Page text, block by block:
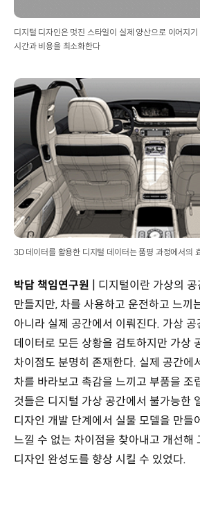
디지털 디자인은 멋진 스타일이 실제 양산으로 이어지
시간과 비용을 최소화한다
3D 데이터를 활용한 디지털 데이터는 품평 과정에서의
박담 책임연구원 | 디지털이란 가상의
만들지만, 차를 사용하고 운전하고 느끼
아니라 실제 공간에서 이뤄진다. 가상 공
데이터로 모든 상황을 검토하지만 가상
차이점도 분명히 존재한다. 실제 공간에
차를 바라보고 촉감을 느끼고 부품을 조
것들은 디지털 가상 공간에서 불가능한
디자인 개발 단계에서 실물 모델을 만들
느낄 수 없는 차이점을 찾아내고 개선해
디자인 완성도를 향상 시킬 수 있었다.